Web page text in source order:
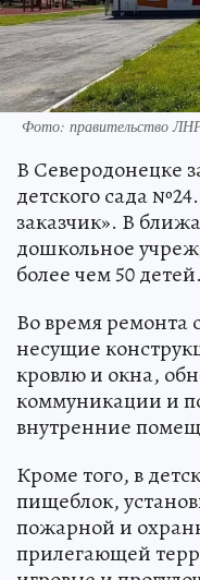
Фото: правительство
В Северодонецке
детского сада
заказчик». В
дошкольное
более чем 50 детей.
Во время ремонта
несущие
кровлю и окна,
коммуникации и
внутренние
Кроме того, в
пищеблок,
пожарной и
прилегающей